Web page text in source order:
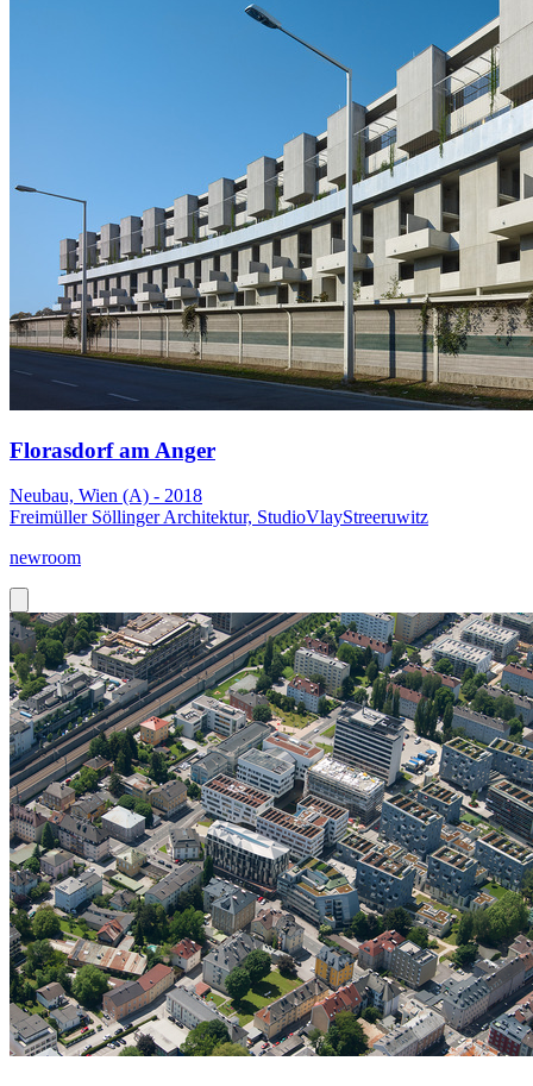
Florasdorf am Anger
Neubau, Wien (A) - 2018
Freimüller Söllinger Architektur, StudioVlayStreeruwitz
newroom